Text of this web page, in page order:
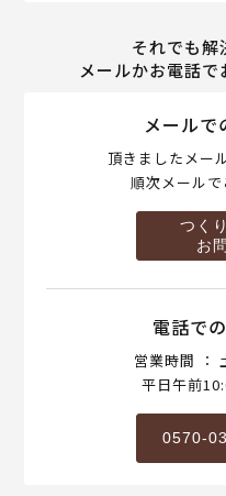
それでも解
メールかお電話で
メールで
頂きましたメー
順次メールで
つく
お
電話で
営業時間 ：
平日午前
0570-